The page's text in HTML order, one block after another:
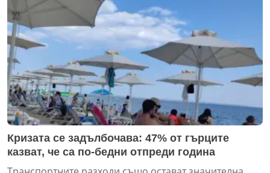
Кризата се задълбочава: 47% от гърците
казват, че са по-бедни отпреди година